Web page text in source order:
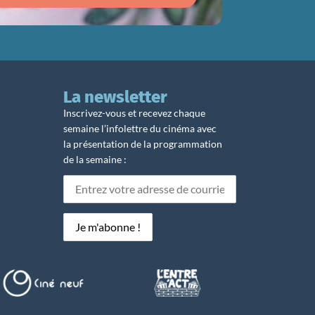
La newsletter
Inscrivez-vous et recevez chaque
semaine l’infolettre du cinéma avec
la présentation de la programmation
de la semaine :